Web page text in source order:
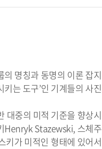
명칭과 동명의 이론 잡지
는 도구’인 기계들의 사진
대중의 미적 기준을 향상시
Henryk Stazewski, 스체주
가 미적인 형태에 있어서